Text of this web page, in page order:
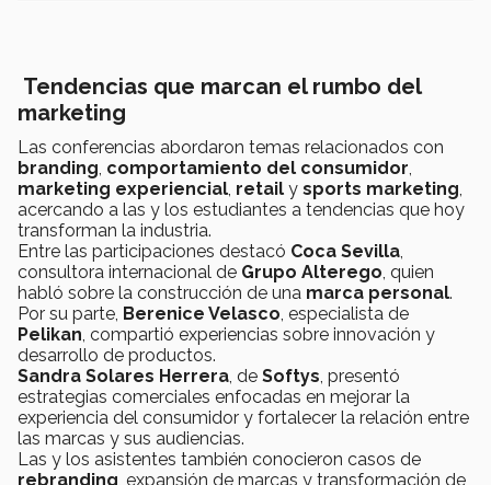
Tendencias que marcan el rumbo del
marketing
Las conferencias abordaron temas relacionados con
branding, comportamiento del consumidor,
marketing experiencial, retail y sports marketing,
acercando a las y los estudiantes a tendencias que hoy
transforman la industria.
Entre las participaciones destacó Coca Sevilla,
consultora internacional de Grupo Alterego, quien
habló sobre la construcción de una marca personal.
Por su parte, Berenice Velasco, especialista de
Pelikan, compartió experiencias sobre innovación y
desarrollo de productos.
Sandra Solares Herrera, de Softys, presentó
estrategias comerciales enfocadas en mejorar la
experiencia del consumidor y fortalecer la relación entre
las marcas y sus audiencias.
Las y los asistentes también conocieron casos de
rebranding , expansión de marcas y transformación de